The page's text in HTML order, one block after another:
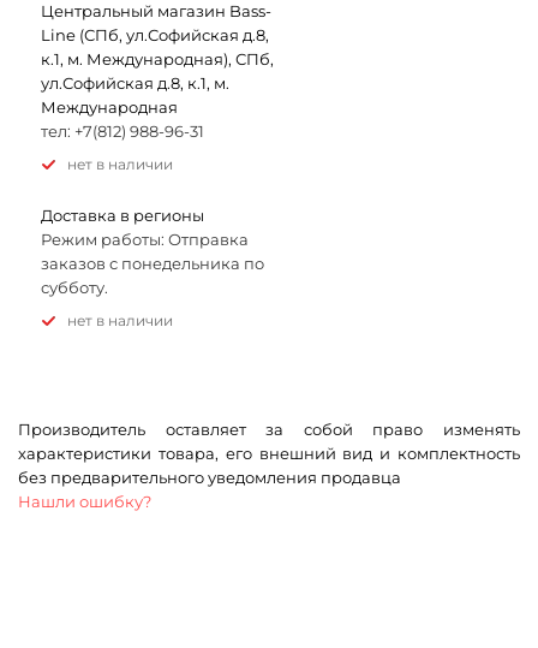
Центральный магазин Bass-
Line (СПб, ул.Софийская д.8,
к.1, м. Международная), СПб,
ул.Софийская д.8, к.1, м.
Международная
тел: +7(812) 988-96-31
Нет в наличии
Доставка в регионы
Режим работы: Отправка
заказов с понедельника по
субботу.
Нет в наличии
Производитель оставляет за собой право изменять
характеристики товара, его внешний вид и комплектность
без предварительного уведомления продавца
Нашли ошибку?